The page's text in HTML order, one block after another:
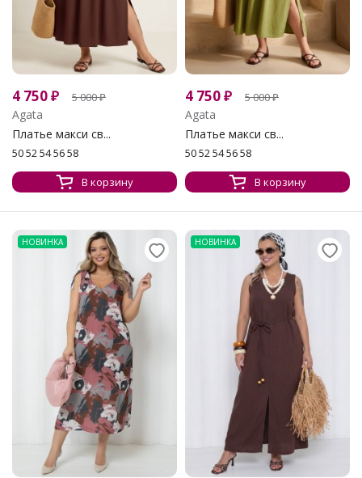
4 750₽ 5 000₽
Agata
Платье макси св...
50 52 54 56 58
В корзину
4 750₽ 5 000₽
Agata
Платье макси св...
50 52 54 56 58
В корзину
НОВИНКА НОВИНКА